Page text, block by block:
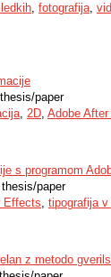
, fotografija,
paper
, 2D, Adobe
s programom
paper
Effects, tipografija
z metodo